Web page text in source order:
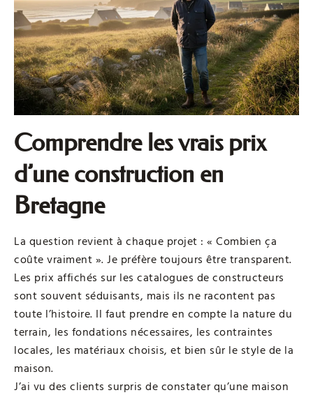
Comprendre les vrais prix
d’une construction en
Bretagne
La question revient à chaque projet : « Combien ça
coûte vraiment ». Je préfère toujours être transparent.
Les prix affichés sur les catalogues de constructeurs
sont souvent séduisants, mais ils ne racontent pas
toute l’histoire. Il faut prendre en compte la nature du
terrain, les fondations nécessaires, les contraintes
locales, les matériaux choisis, et bien sûr le style de la
maison.
J’ai vu des clients surpris de constater qu’une maison